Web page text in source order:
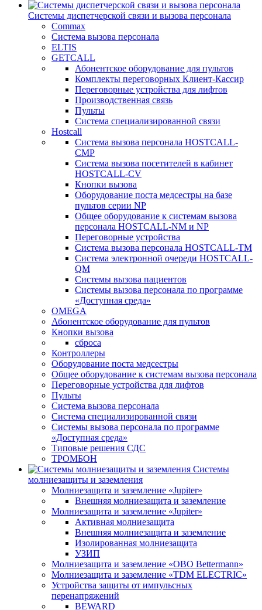
Системы диспетчерской связи и вызова персонала
Commax
Cистема вызова персонала
ELTIS
GETCALL
Абонентское оборудование для пультов
Комплекты переговорных Клиент-Кассир
Переговорные устройства для лифтов
Производственная связь
Пульты
Система специализированной связи
Hostcall
Cистема вызова персонала HOSTCALL-
CMP
Cистема вызова посетителей в кабинет
HOSTCALL-CV
Кнопки вызова
Оборудование поста медсестры на базе
пультов серии NP
Общее оборудование к системам вызова
персонала HOSTCALL-NM и NP
Переговорные устройства
Система вызова персонала HOSTCALL-TM
Система электронной очереди HOSTCALL-
QM
Системы вызова пациентов
Системы вызова персонала по программе
«Доступная среда»
OMEGA
Абонентское оборудование для пультов
Кнопки вызова
сброса
Контроллеры
Оборудование поста медсестры
Общее оборудование к системам вызова персонала
Переговорные устройства для лифтов
Пульты
Система вызова персонала
Система специализированной связи
Системы вызова персонала по программе
«Доступная среда»
Типовые решения СДС
ТРОМБОН
Системы
молниезащиты и заземления
Молниезащита и заземление «Jupiter»
Внешняя молниезащита и заземление
Молниезащита и заземление «Jupiter»
Активная молниезащита
Внешняя молниезащита и заземление
Изолированная молниезащита
УЗИП
Молниезащита и заземление «OBO Bettermann»
Молниезащита и заземление «TDM ЕLECTRIC»
Устройства защиты от импульсных
перенапряжений
BEWARD